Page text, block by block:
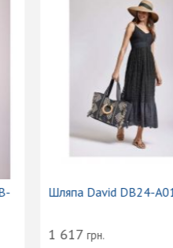
Шляпа David DB24-A01
1 617грн.